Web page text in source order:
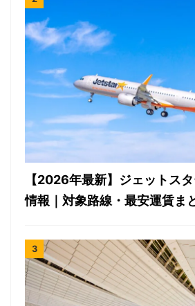
【2026年最新】ジェットス
情報｜対象路線・最安運賃ま